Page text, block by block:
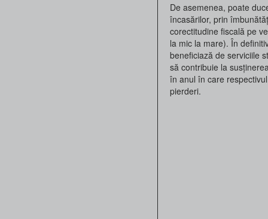
De asemenea, poate
încasărilor, prin
corectitudine fiscală pe
la mic la mare). În
beneficiază de serviciile
să contribuie la
în anul în care
pierderi.